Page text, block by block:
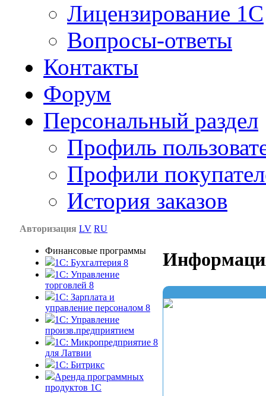
Лицензирование 1С
Вопросы-ответы
Контакты
Форум
Персональный раздел
Профиль
Профили
История заказов
Авторизация LV RU
Финансовые программы
1С: Бухгалтерия 8
1C: Управление
торговлей 8
1C: Зарплата и
управление персоналом 8
1C: Управление
произв.предприятием
1С: Микропредприятие 8
для Латвии
1C: Битрикс
Аренда программных
продуктов 1С